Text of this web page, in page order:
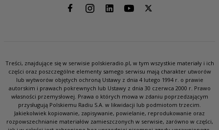
Treści, znajdujące się w serwisie polskieradio.pl, w tym wszystkie materiały i ich
części oraz poszczególne elementy samego serwisu mają charakter utworów
lub wytworów objętych ochroną Ustawy z dnia 4 lutego 1994 r. o prawie
autorskim i prawach pokrewnych lub Ustawy z dnia 30 czerwca 2000 r. Prawo
własności przemysłowej. Prawa o których mowa w zdaniu poprzedzającym
przysługują Polskiemu Radiu S.A. w likwidacji lub podmiotom trzecim.
Jakiekolwiek kopiowanie, zapisywanie, powielanie, reprodukowanie oraz
rozpowszechnianie materiałów zamieszczonych w serwisie, zarówno w części,